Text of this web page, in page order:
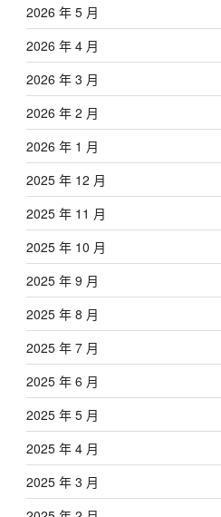
2026 年 5 月
2026 年 4 月
2026 年 3 月
2026 年 2 月
2026 年 1 月
2025 年 12 月
2025 年 11 月
2025 年 10 月
2025 年 9 月
2025 年 8 月
2025 年 7 月
2025 年 6 月
2025 年 5 月
2025 年 4 月
2025 年 3 月